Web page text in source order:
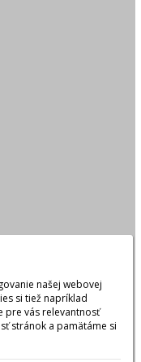
našej webovej
si tiež napríklad
pre vás relevantnosť
stránok a pamätáme si